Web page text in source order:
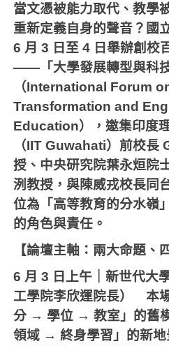
當文憑被能力取代、教學
重新定義自身的聲音？國
6 月 3 日至 4 日舉辦創校
——「大學發展轉型與科技
（International Forum
Transformation and
Education），邀集印度
（IIT Guwahati）前校
授、中央研究院葉永烜院
洌教授，與陳威戎校長同
位為「高等教育的分水嶺
的角色與責任。
【論壇主軸：兩大命題、
6 月 3 日上午｜新世代大
工學院李欣運院長） 本
分 → 學位 → 教室」的舊
領域 → 終身學習」的新